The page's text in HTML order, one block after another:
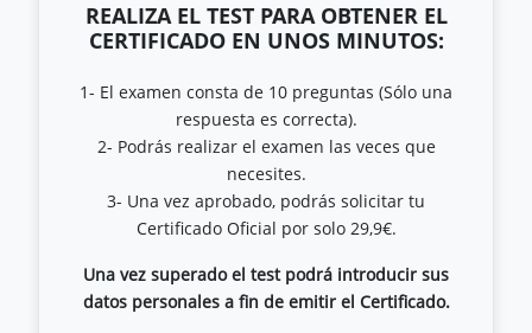
REALIZA EL TEST PARA OBTENER EL
CERTIFICADO EN UNOS MINUTOS:
1- El examen consta de 10 preguntas (Sólo una
respuesta es correcta).
2- Podrás realizar el examen las veces que
necesites.
3- Una vez aprobado, podrás solicitar tu
Una vez superado el test podrá introducir sus
datos personales a fin de emitir el Certificado.